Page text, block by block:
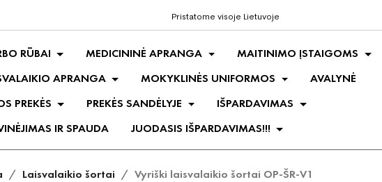
Pristatome visoje Lietuvoje
RŪBAI MEDICININĖ APRANGA
MAITINIMO ĮSTAIGOMS
APRANGA
MOKYKLINĖS UNIFORMOS
AVALYNĖ
PREKĖS
PREKĖS SANDĖLYJE
IŠPARDAVIMAS
IR SPAUDA
JUODASIS IŠPARDAVIMAS!!!
Laisvalaikio šortai Vyriški laisvalaikio šortai OP-ŠR-V1